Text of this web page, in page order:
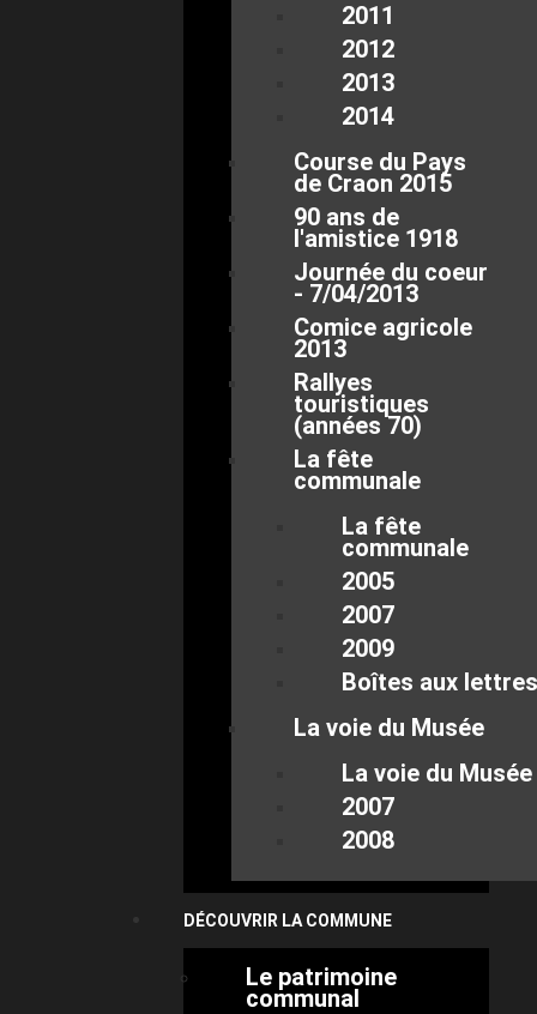
2011
2012
2013
2014
Course du Pays
de Craon 2015
90 ans de
l'amistice 1918
Journée du coeur
- 7/04/2013
Comice agricole
2013
Rallyes
touristiques
(années 70)
La fête
communale
La fête
communale
2005
2007
2009
Boîtes aux lettres
La voie du Musée
La voie du Musée
2007
2008
DÉCOUVRIR LA COMMUNE
Le patrimoine
communal